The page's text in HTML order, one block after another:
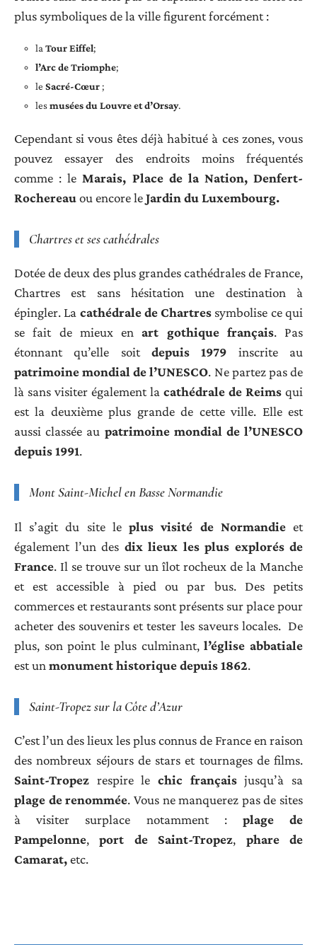
plus symboliques de la ville figurent forcément :
laTour Eiffel;
l’Arc de Triomphe;
le Sacré-Cœur;
lesmusées du Louvre et d’Orsay.
Cependant si vous êtes déjà habitué à ces zones, vous
pouvez essayer des endroits moins fréquentés
comme : leMarais, Place de la Nation, Denfert-
Rochereauou encore leJardin du Luxembourg.
Chartres et ses cathédrales
Dotée de deux des plus grandes cathédrales de France,
Chartres est sans hésitation une destination à
épingler. La cathédrale de Chartres symbolise ce qui
se fait de mieux enart gothique français. Pas
étonnant qu’elle soit depuis 1979 inscrite au
patrimoine mondial de l’UNESCO. Ne partez pas de
là sans visiter également la cathédrale de Reims qui
est la deuxième plus grande de cette ville. Elle est
aussi classée au patrimoine mondial de l’UNESCO
depuis 1991.
Mont Saint-Michel en Basse Normandie
Il s’agit du site leplus visité de Normandieet
également l’un des dix lieux les plus explorés de
France. Il se trouve sur un îlot rocheux de la Manche
et est accessible à pied ou par bus. Des petits
commerces et restaurants sont présents sur place pour
acheter des souvenirs et tester les saveurs locales. De
plus, son point le plus culminant,l’église abbatiale
est un monument historique depuis 1862.
Saint-Tropez sur la Côte d’Azur
C’est l’un des lieux les plus connus de France en raison
des nombreux séjours de stars et tournages de films.
Saint-Tropez respire le chic françaisjusqu’à sa
plage de renommée. Vous ne manquerez pas de sites
à visiter surplace notamment : plage de
Pampelonne,port de Saint-Tropez, phare de
Camarat,etc.